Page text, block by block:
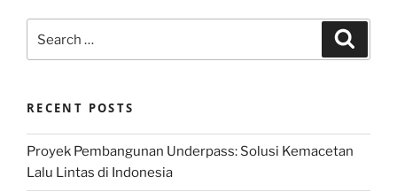
for:
RECENT POSTS
Proyek Pembangunan Underpass: Solusi Kemacetan
Lalu Lintas di Indonesia